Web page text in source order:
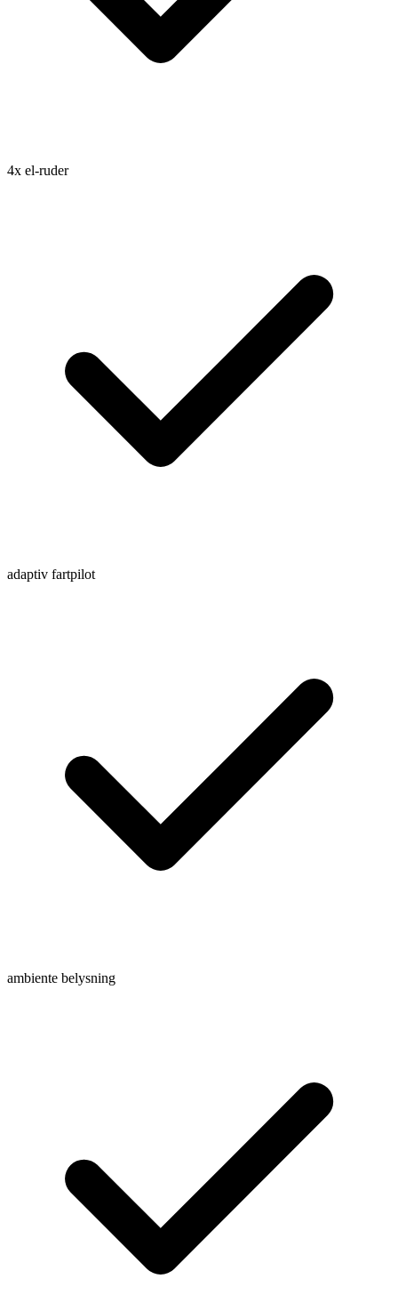
4x el-ruder
adaptiv fartpilot
ambiente belysning